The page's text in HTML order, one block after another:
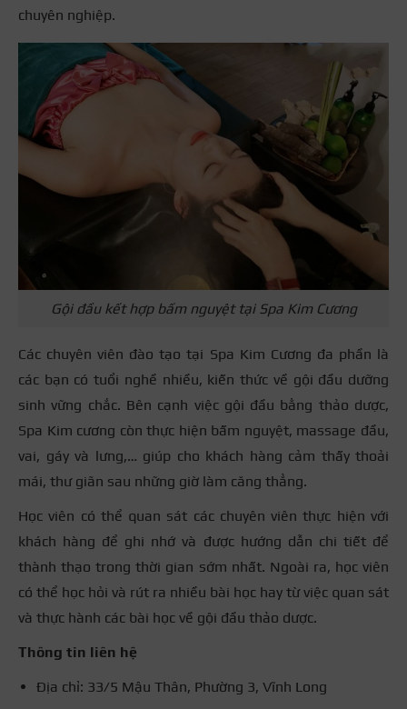
chuyên nghiệp.
Gội đầu kết hợp bấm nguyệt tại Spa Kim Cương
Các chuyên viên đào tạo tại Spa Kim Cương đa phần là
các bạn có tuổi nghề nhiều, kiến thức về gội đầu dưỡng
sinh vững chắc. Bên cạnh việc gội đầu bằng thảo dược,
Spa Kim cương còn thực hiện bấm nguyệt, massage đầu,
vai, gáy và lưng,… giúp cho khách hàng cảm thấy thoải
mái, thư giãn sau những giờ làm căng thẳng.
Học viên có thể quan sát các chuyên viên thực hiện với
khách hàng để ghi nhớ và được hướng dẫn chi tiết để
thành thạo trong thời gian sớm nhất. Ngoài ra, học viên
có thể học hỏi và rút ra nhiều bài học hay từ việc quan sát
và thực hành các bài học về gội đầu thảo dược.
Thông tin liên hệ
Địa chỉ: 33/5 Mậu Thân, Phường 3, Vĩnh Long